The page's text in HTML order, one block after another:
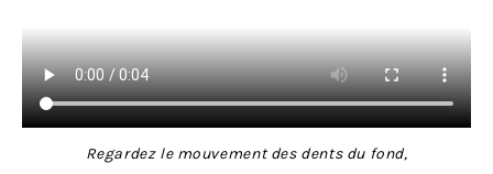
Regardez le mouvement des dents du fond,